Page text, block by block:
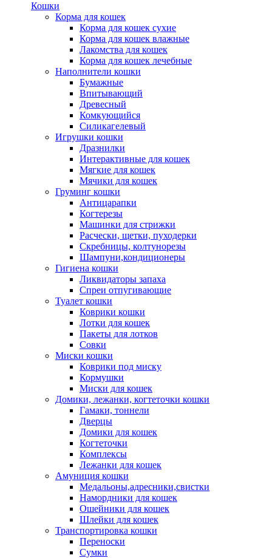
Кошки
Корма для кошек
Корма для кошек сухие
Корма для кошек влажные
Лакомства для кошек
Корма для кошек лечебные
Наполнители кошки
Бумажные
Впитывающий
Древесный
Комкующийся
Силикагелевый
Игрушки кошки
Дразнилки
Интерактивные для кошек
Мягкие для кошек
Мячики для кошек
Груминг кошки
Антицарапки
Когтерезы
Машинки для стрижки
Расчески, щетки, пуходерки
Скребницы, колтунорезы
Шампуни,кондиционеры
Гигиена кошки
Ликвидаторы запаха
Спреи отпугивающие
Туалет кошки
Коврики кошки
Лотки для кошек
Пакеты для лотков
Совки
Миски кошки
Коврики под миску
Кормушки
Миски для кошек
Домики, лежанки, когтеточки кошки
Гамаки, тоннели
Дверцы
Домики для кошек
Когтеточки
Комплексы
Лежанки для кошек
Амуниция кошки
Медальоны,адресники,свистки
Намордники для кошек
Ошейники для кошек
Шлейки для кошек
Транспортировка кошки
Переноски
Сумки